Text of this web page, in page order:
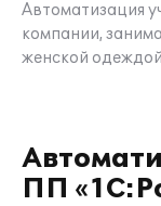
Автоматизация
компании,
женской
ПП